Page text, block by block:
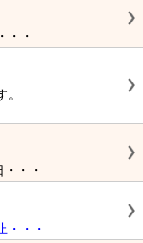
・・
・・
・・・